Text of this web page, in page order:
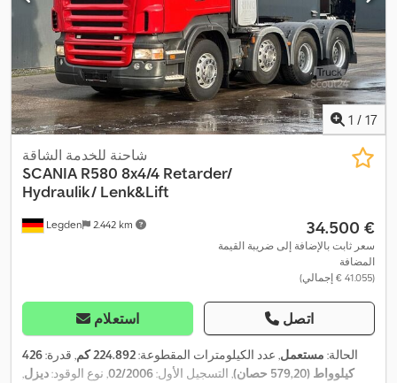
1 / 17
Legden 2.442 km
شاحنة للخدمة الشاقة
SCANIA R580 8x4/4 Retarder/
Hydraulik/ Lenk&Lift
‏34.500 €
سعر ثابت بالإضافة إلى ضريبة القيمة
المضافة
(‏41.055 € إجمالي)
استعلام اتصل
الحالة: مستعمل, عدد الكيلومترات المقطوعة:224.892 كم , قدرة:426
كيلوواط (579,20 حصان)
, التسجيل الأول:02/2006, نوع الوقود:ديزل,